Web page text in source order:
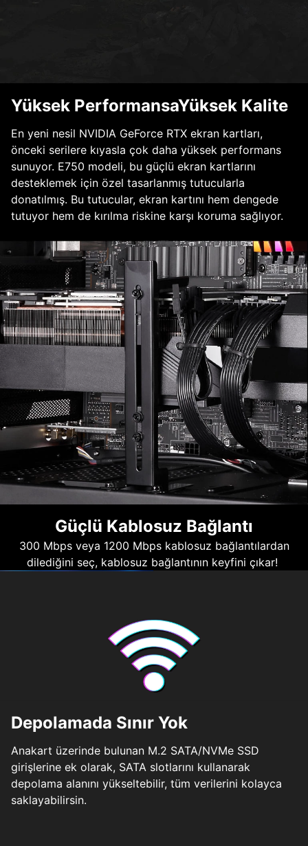
Yüksek PerformansaYüksek Kalite
En yeni nesil NVIDIA GeForce RTX ekran kartları,
önceki serilere kıyasla çok daha yüksek performans
sunuyor. E750 modeli, bu güçlü ekran kartlarını
desteklemek için özel tasarlanmış tutucularla
donatılmış. Bu tutucular, ekran kartını hem dengede
tutuyor hem de kırılma riskine karşı koruma sağlıyor.
Güçlü Kablosuz Bağlantı
300 Mbps veya 1200 Mbps kablosuz bağlantılardan
dilediğini seç, kablosuz bağlantının keyfini çıkar!
Depolamada Sınır Yok
Anakart üzerinde bulunan M.2 SATA/NVMe SSD
girişlerine ek olarak, SATA slotlarını kullanarak
depolama alanını yükseltebilir, tüm verilerini kolayca
saklayabilirsin.